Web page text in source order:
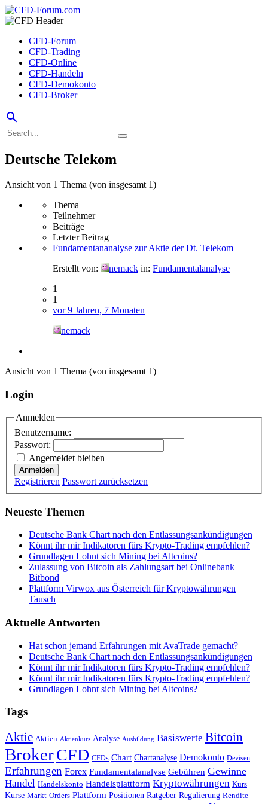
CFD-Forum
CFD-Trading
CFD-Online
CFD-Handeln
CFD-Demokonto
CFD-Broker
search
Deutsche Telekom
Ansicht von 1 Thema (von insgesamt 1)
Thema
Teilnehmer
Beiträge
Letzter Beitrag
Fundamentananalyse zur Aktie der Dt. Telekom
Erstellt von:
nemack in: Fundamentalanalyse
1
1
vor 9 Jahren, 7 Monaten
nemack
Ansicht von 1 Thema (von insgesamt 1)
Login
Anmelden
Benutzername:
Passwort:
Angemeldet bleiben
Anmelden
Registrieren Passwort zurücksetzen
Neueste Themen
Deutsche Bank Chart nach den Entlassungsankündigungen
Könnt ihr mir Indikatoren fürs Krypto-Trading empfehlen?
Grundlagen Lohnt sich Mining bei Altcoins?
Zulassung von Bitcoin als Zahlungsart bei Onlinebank
Bitbond
Plattform Virwox aus Österreich für Kryptowährungen
Tausch
Aktuelle Antworten
Hat schon jemand Erfahrungen mit AvaTrade gemacht?
Deutsche Bank Chart nach den Entlassungsankündigungen
Könnt ihr mir Indikatoren fürs Krypto-Trading empfehlen?
Könnt ihr mir Indikatoren fürs Krypto-Trading empfehlen?
Grundlagen Lohnt sich Mining bei Altcoins?
Tags
Aktie Aktien Aktienkurs Analyse Ausbildung Basiswerte Bitcoin
BrokerCFD CFDs Chart Chartanalyse Demokonto Devisen
Erfahrungen Forex Fundamentalanalyse Gebühren Gewinne
Handel Handelskonto Handelsplattform Kryptowährungen Kurs
Kurse Markt Orders Plattform Positionen Ratgeber Regulierung Rendite